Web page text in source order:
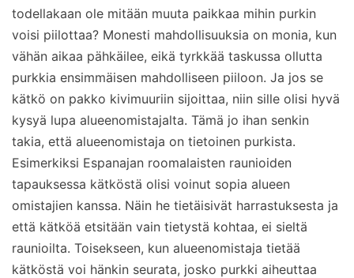
todellakaan ole mitään muuta paikkaa mihin purkin
voisi piilottaa? Monesti mahdollisuuksia on monia, kun
vähän aikaa pähkäilee, eikä tyrkkää taskussa ollutta
purkkia ensimmäisen mahdolliseen piiloon. Ja jos se
kätkö on pakko kivimuuriin sijoittaa, niin sille olisi hyvä
kysyä lupa alueenomistajalta. Tämä jo ihan senkin
takia, että alueenomistaja on tietoinen purkista.
Esimerkiksi Espanajan roomalaisten raunioiden
tapauksessa kätköstä olisi voinut sopia alueen
omistajien kanssa. Näin he tietäisivät harrastuksesta ja
että kätköä etsitään vain tietystä kohtaa, ei sieltä
raunioilta. Toisekseen, kun alueenomistaja tietää
kätköstä voi hänkin seurata, josko purkki aiheuttaa